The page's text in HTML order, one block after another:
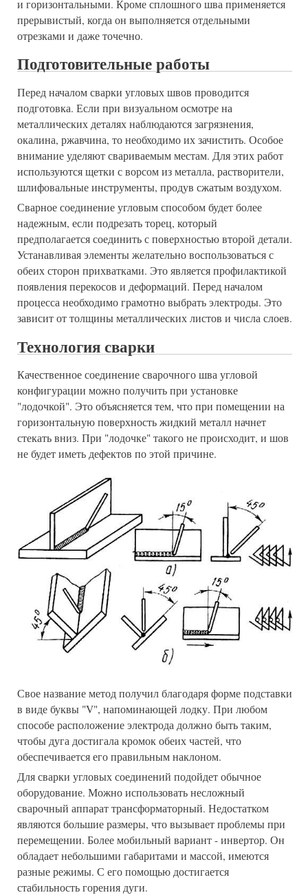
и горизонтальными. Кроме сплошного шва применяется
прерывистый, когда он выполняется отдельными
отрезками и даже точечно.
Подготовительные работы
Перед началом сварки угловых швов проводится
подготовка. Если при визуальном осмотре на
металлических деталях наблюдаются загрязнения,
окалина, ржавчина, то необходимо их зачистить. Особое
внимание уделяют свариваемым местам. Для этих работ
используются щетки с ворсом из металла, растворители,
шлифовальные инструменты, продув сжатым воздухом.
Сварное соединение угловым способом будет более
надежным, если подрезать торец, который
предполагается соединить с поверхностью второй детали.
Устанавливая элементы желательно воспользоваться с
обеих сторон прихватками. Это является профилактикой
появления перекосов и деформаций. Перед началом
процесса необходимо грамотно выбрать электроды. Это
зависит от толщины металлических листов и числа слоев.
Технология сварки
Качественное соединение сварочного шва угловой
конфигурации можно получить при установке
"лодочкой". Это объясняется тем, что при помещении на
горизонтальную поверхность жидкий металл начнет
стекать вниз. При "лодочке" такого не происходит, и шов
не будет иметь дефектов по этой причине.
Свое название метод получил благодаря форме подставки
в виде буквы "V", напоминающей лодку. При любом
способе расположение электрода должно быть таким,
чтобы дуга достигала кромок обеих частей, что
обеспечивается его правильным наклоном.
Для сварки угловых соединений подойдет обычное
оборудование. Можно использовать несложный
сварочный аппарат трансформаторный. Недостатком
являются большие размеры, что вызывает проблемы при
перемещении. Более мобильный вариант - инвертор. Он
обладает небольшими габаритами и массой, имеются
разные режимы. С его помощью достигается
стабильность горения дуги.